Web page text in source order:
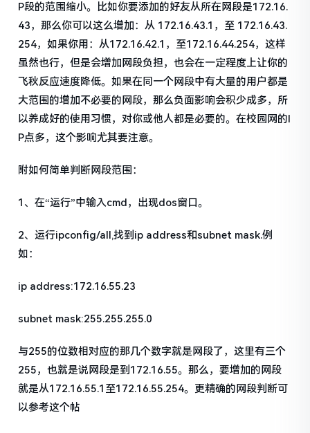
P段的范围缩小。比如你要添加的好友从所在网段是172.16.
43，那么你可以这么增加：从 172.16.43.1，至 172.16.43.
254，如果你用：从172.16.42.1，至172.16.44.254，这样
虽然也行，但是会增加网段负担，也会在一定程度上让你的
飞秋反应速度降低。如果在同一个网段中有大量的用户都是
大范围的增加不必要的网段，那么负面影响会积少成多，所
以养成好的使用习惯，对你或他人都是必要的。在校园网的I
P点多，这个影响尤其要注意。
附如何简单判断网段范围：
1、在“运行”中输入cmd，出现dos窗口。
2、运行ipconfig/all,找到ip address和subnet mask.例
如：
ip address:172.16.55.23
subnet mask:255.255.255.0
与255的位数相对应的那几个数字就是网段了，这里有三个
255，也就是说网段是到172.16.55。那么，要增加的网段
就是从172.16.55.1至172.16.55.254。更精确的网段判断可
以参考这个帖